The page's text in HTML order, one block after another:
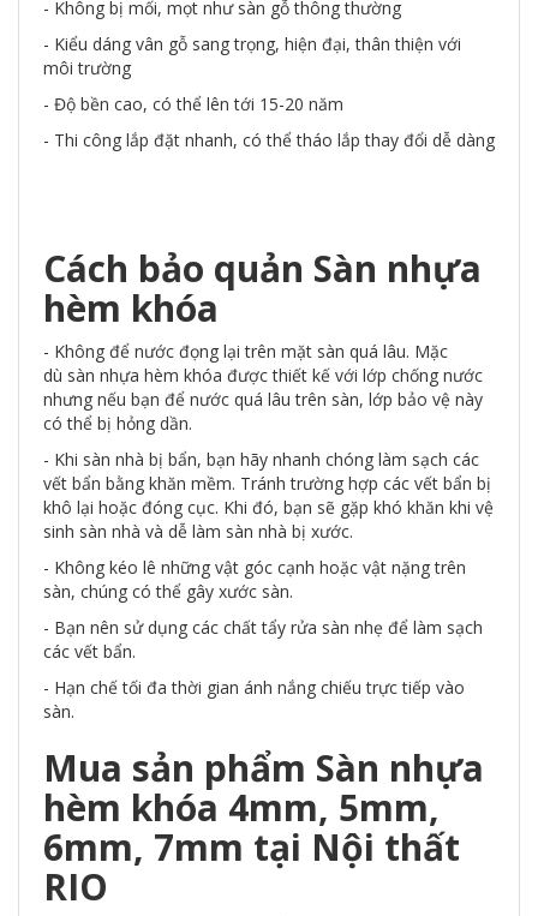
- Không bị mối, mọt như sàn gỗ thông thường
- Kiểu dáng vân gỗ sang trọng, hiện đại, thân thiện với
môi trường
- Độ bền cao, có thể lên tới 15-20 năm
- Thi công lắp đặt nhanh, có thể tháo lắp thay đổi dễ dàng
Cách bảo quản Sàn nhựa
hèm khóa
- Không để nước đọng lại trên mặt sàn quá lâu. Mặc
dù sàn nhựa hèm khóa được thiết kế với lớp chống nước
nhưng nếu bạn để nước quá lâu trên sàn, lớp bảo vệ này
có thể bị hỏng dần.
- Khi sàn nhà bị bẩn, bạn hãy nhanh chóng làm sạch các
vết bẩn bằng khăn mềm. Tránh trường hợp các vết bẩn bị
khô lại hoặc đóng cục. Khi đó, bạn sẽ gặp khó khăn khi vệ
sinh sàn nhà và dễ làm sàn nhà bị xước.
- Không kéo lê những vật góc cạnh hoặc vật nặng trên
sàn, chúng có thể gây xước sàn.
- Bạn nên sử dụng các chất tẩy rửa sàn nhẹ để làm sạch
các vết bẩn.
- Hạn chế tối đa thời gian ánh nắng chiếu trực tiếp vào
sàn.
Mua sản phẩm Sàn nhựa
hèm khóa 4mm, 5mm,
6mm, 7mm tại Nội thất
RIO